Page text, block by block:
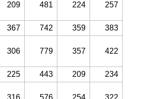
209 481 224 257
367 742 359 383
306 779 357 422
225 443 209 234
316 576 254 322